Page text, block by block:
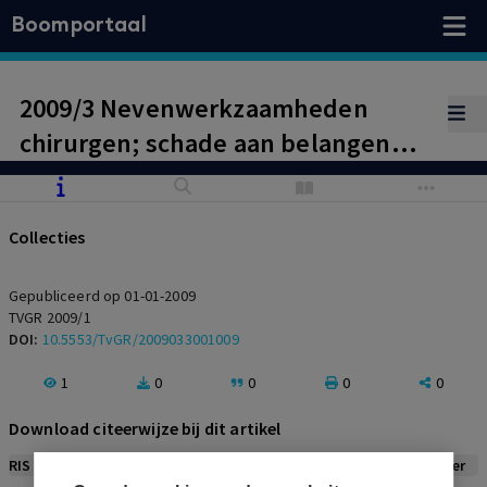
Boomportaal
2009/3 Nevenwerkzaamheden
chirurgen; schade aan belangen
ziekenhuis: toestemming terecht
Collecties
Gepubliceerd op 01-01-2009
TVGR 2009/1
DOI: 10.5553/TvGR/2009033001009
1 0 0 0 0
Download citeerwijze bij dit artikel
RIS Vancouver